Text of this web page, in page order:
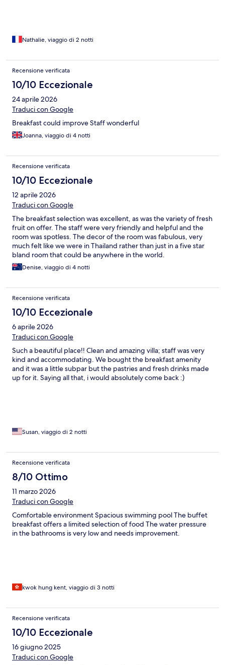
Nathalie, viaggio di 2 notti
Recensione verificata
10/10 Eccezionale
24 aprile 2026
Traduci con Google
Breakfast could improve Staff wonderful
Joanna, viaggio di 4 notti
Recensione verificata
10/10 Eccezionale
12 aprile 2026
Traduci con Google
The breakfast selection was excellent, as was the variety of fresh
fruit on offer. The staff were very friendly and helpful and the
room was spotless. The decor of the room was fabulous, very
much felt like we were in Thailand rather than just in a five star
bland room that could be anywhere in the world.
Denise, viaggio di 4 notti
Recensione verificata
10/10 Eccezionale
6 aprile 2026
Traduci con Google
Such a beautiful place!! Clean and amazing villa; staff was very
kind and accommodating. We bought the breakfast amenity
and it was a little subpar but the pastries and fresh drinks made
up for it. Saying all that, i would absolutely come back :)
Susan, viaggio di 2 notti
Recensione verificata
8/10 Ottimo
11 marzo 2026
Traduci con Google
Comfortable environment Spacious swimming pool The buffet
breakfast offers a limited selection of food The water pressure
in the bathrooms is very low and needs improvement.
kwok hung kent, viaggio di 3 notti
Recensione verificata
10/10 Eccezionale
16 giugno 2025
Traduci con Google